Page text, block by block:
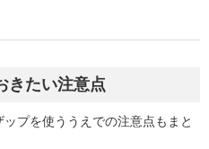
きたい注意点
プを使ううえでの注意点もまと